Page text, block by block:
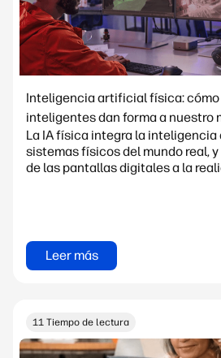
Inteligencia artificial física: cómo
inteligentes dan forma a nuestro
La IA física integra la
sistemas físicos del mundo real,
de las pantallas digitales a la
Leer más
11 Tiempo de lectura